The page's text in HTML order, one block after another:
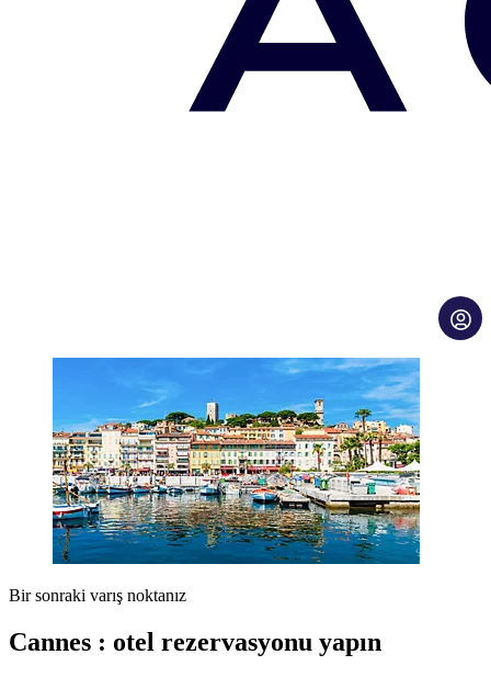
Bir sonraki varış noktanız
Cannes : otel rezervasyonu yapın